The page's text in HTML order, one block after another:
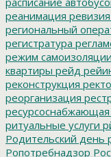
реанимация ревизия
региональный
регистратура
режим самоизоляции
квартиры рейд
реконструкция
реорганизация
ресурсоснабжающая
ритуальные услуги
Родительский день
Ропотребнадзор